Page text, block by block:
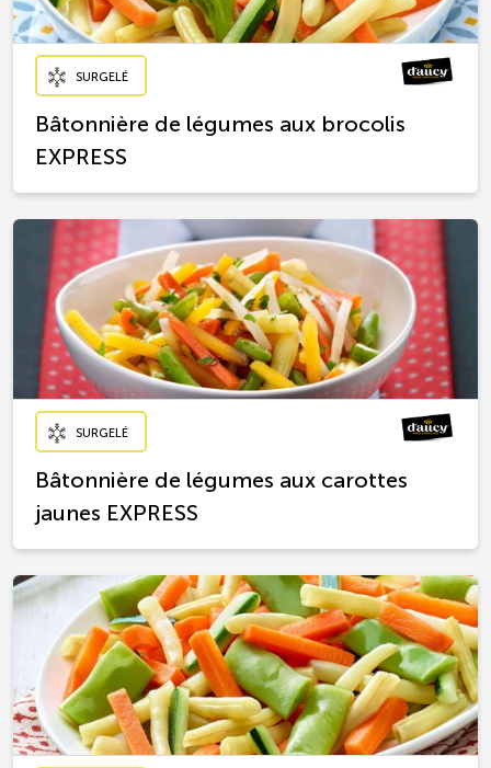
SURGELÉ
Bâtonnière de légumes aux brocolis
EXPRESS
SURGELÉ
Bâtonnière de légumes aux carottes
jaunes EXPRESS